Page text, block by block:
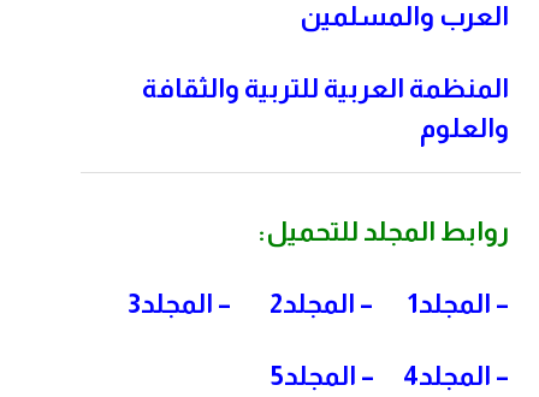
العرب والمسلمين
المنظمة العربية للتربية والثقافة
والعلوم
روابط المجلد للتحميل:
– المجلد1 – المجلد2 – المجلد3
– المجلد4 – المجلد5